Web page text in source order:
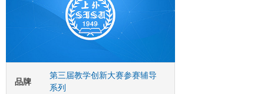
品牌
第三届教学创新大赛参赛辅导
系列